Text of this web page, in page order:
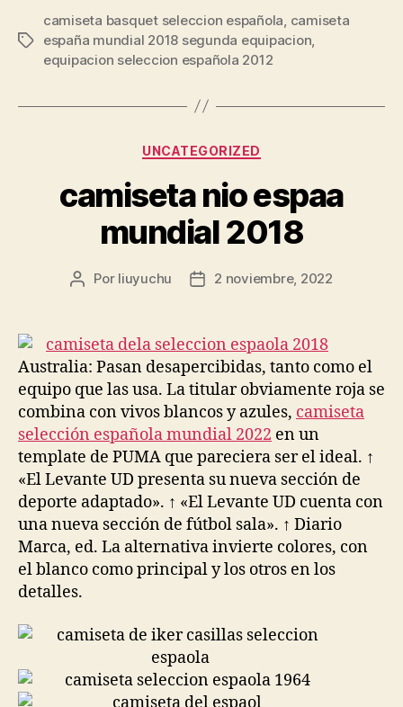
Etiquetas
camiseta basquet seleccion española, camiseta
españa mundial 2018 segunda equipacion,
equipacion seleccion española 2012
Categorías
UNCATEGORIZED
camiseta nio espaa
mundial 2018
Autor
entrada
Por liuyuchu
Fecha
entrada
2 noviembre, 2022
Australia: Pasan desapercibidas, tanto como el
equipo que las usa. La titular obviamente roja se
combina con vivos blancos y azules, camiseta
selección española mundial 2022 en un
template de PUMA que pareciera ser el ideal. ↑
«El Levante UD presenta su nueva sección de
deporte adaptado». ↑ «El Levante UD cuenta con
una nueva sección de fútbol sala». ↑ Diario
Marca, ed. La alternativa invierte colores, con
el blanco como principal y los otros en los
detalles.